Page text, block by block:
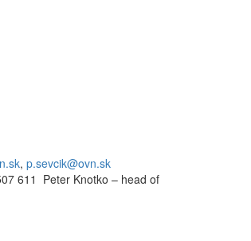
, p.sevcik@ovn.sk
611 Peter Knotko – head of